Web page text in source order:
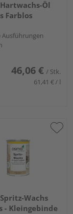
Öl
Farblos
Ausführungen
46,06 € / Stk.
61,41 € / l
Wachs
- Kleingebinde